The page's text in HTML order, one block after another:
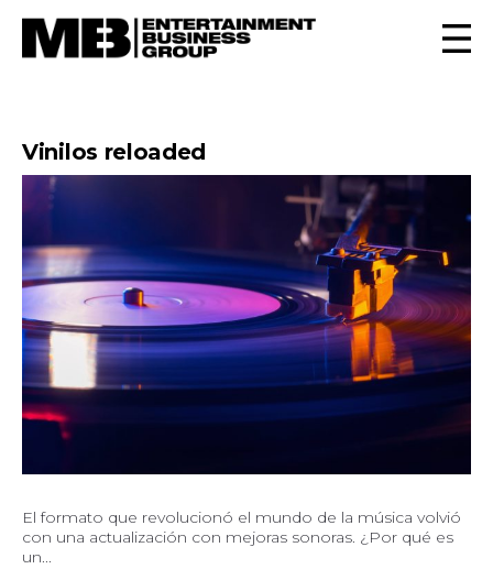
Vinilos reloaded
El formato que revolucionó el mundo de la música volvió
con una actualización con mejoras sonoras. ¿Por qué es
un...